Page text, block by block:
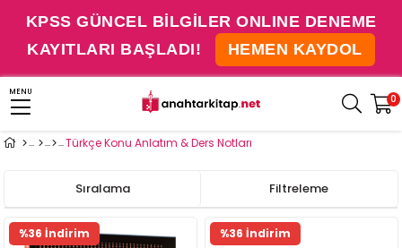
KPSS GÜNCEL BİLGİLER ONLINE DENEME
KAYITLARI BAŞLADI!
HEMEN KAYDOL
MENU 0
Türkçe Konu Anlatım & Ders Notları
Filtreleme
Sıralama
%36 İndirim %36 İndirim